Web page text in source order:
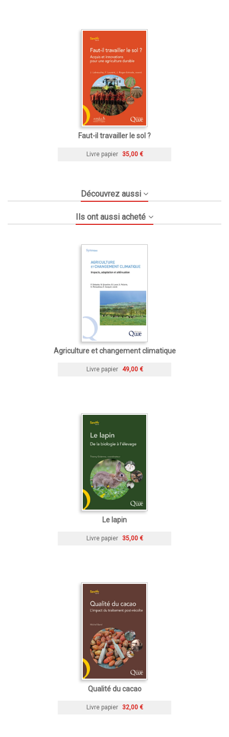
Faut-il travailler le sol ?
Livre papier 35,00 €
Découvrez aussi
Ils ont aussi acheté
Agriculture et changement climatique
Livre papier 49,00 €
Le lapin
Livre papier 35,00 €
Qualité du cacao
Livre papier 32,00 €